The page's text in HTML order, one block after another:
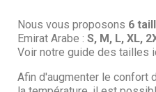
Nous vous proposons 6
Emirat Arabe : S, M, L, XL,
Voir notre guide des tailles
Afin d'augmenter le confort